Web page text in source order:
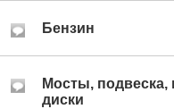
Бензин
Мосты,
диски